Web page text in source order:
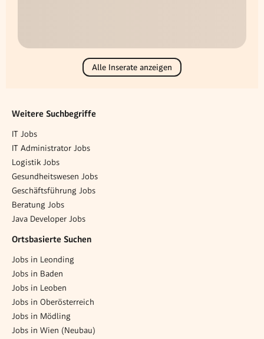
Alle Inserate anzeigen
Weitere Suchbegriffe
IT Jobs
IT Administrator Jobs
Logistik Jobs
Gesundheitswesen Jobs
Geschäftsführung Jobs
Beratung Jobs
Java Developer Jobs
Ortsbasierte Suchen
Jobs in Leonding
Jobs in Baden
Jobs in Leoben
Jobs in Oberösterreich
Jobs in Mödling
Jobs in Wien (Neubau)